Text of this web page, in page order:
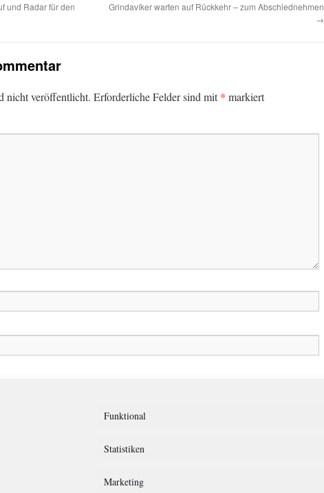
Funktional
Statistiken
Marketing
und Radar für den
Grindavíker warten auf Rückkehr – zum Abschiednehmen
→
nicht veröffentlicht. Erforderliche Felder sind mit* markiert
Website in diesem Browser für meinen nächsten Kommentar speichern.